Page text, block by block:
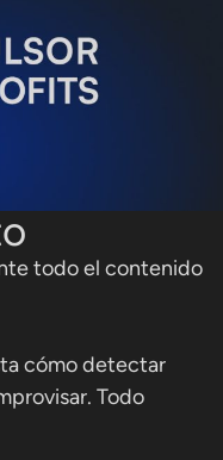
todo el contenido
cómo detectar
Todo